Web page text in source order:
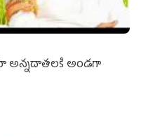
అన్నదాతలకి అండగా